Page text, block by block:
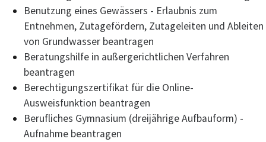
Benutzung eines Gewässers - Erlaubnis zum
Entnehmen, Zutagefördern, Zutageleiten und Ableiten
von Grundwasser beantragen
Beratungshilfe in außergerichtlichen Verfahren
beantragen
Berechtigungszertifikat für die Online-
Ausweisfunktion beantragen
Berufliches Gymnasium (dreijährige Aufbauform) -
Aufnahme beantragen